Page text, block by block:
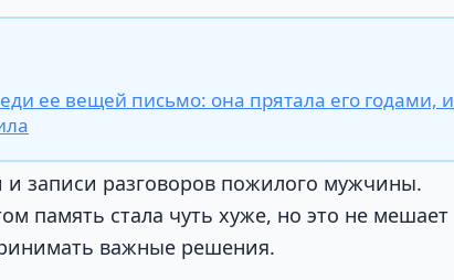
ее вещей письмо: она прятала его годами, и
и записи разговоров пожилого мужчины.
память стала чуть хуже, но это не мешает
важные решения.